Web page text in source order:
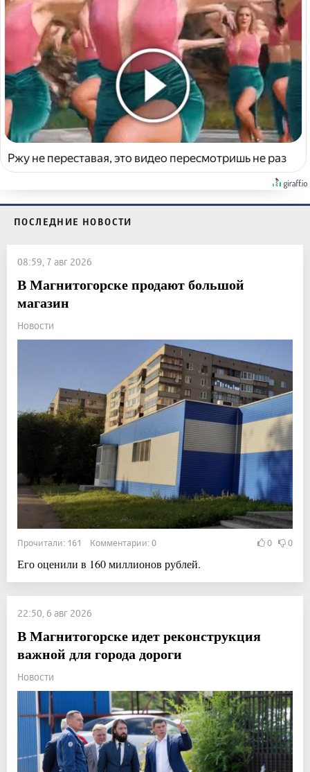
Ржу не переставая, это видео пересмотришь не раз
ПОСЛЕДНИЕ НОВОСТИ
08:59, 7 авг 2026
В Магнитогорске продают большой
магазин
Новости
Прочитали: 161 Комментарии: 0 0 0
Его оценили в 160 миллионов рублей.
22:50, 6 авг 2026
В Магнитогорске идет реконструкция
важной для города дороги
Новости